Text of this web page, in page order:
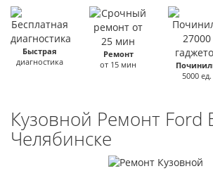
Быстрая
диагностика
Ремонт
от 15 мин
5000 ед.
Кузовной Ремонт Ford
Челябинске